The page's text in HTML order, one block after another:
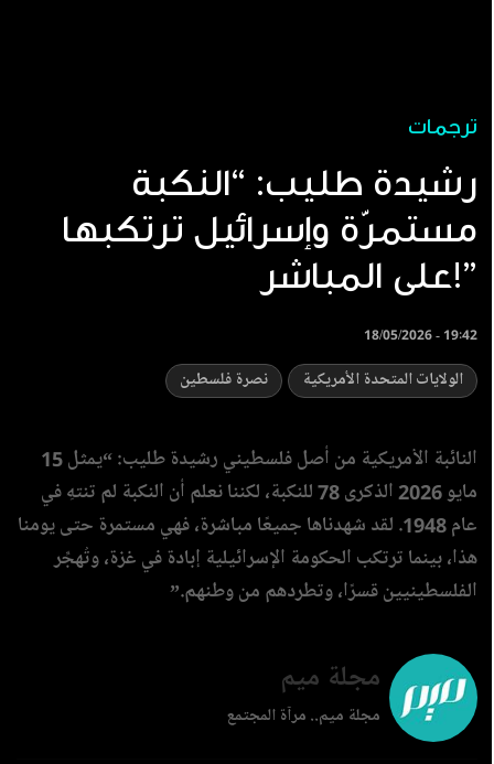
ترجمات
رشيدة طليب: “النكبة
مستمرّة وإسرائيل ترتكبها
على المباشر!”
18/05/2026 - 19:42
الولايات المتحدة الأمريكية نصرة فلسطين
النائبة الأمريكية من أصل فلسطيني رشيدة طليب: “يمثل 15
مايو 2026 الذكرى 78 للنكبة، لكننا نعلم أن النكبة لم تنتهِ في
عام 1948. لقد شهدناها جميعًا مباشرة، فهي مستمرة حتى يومنا
هذا، بينما ترتكب الحكومة الإسرائيلية إبادة في غزة، وتُهجِّر
الفلسطينيين قسرًا، وتطردهم من وطنهم.”
مجلة ميم
مجلة ميم.. مرآة المجتمع